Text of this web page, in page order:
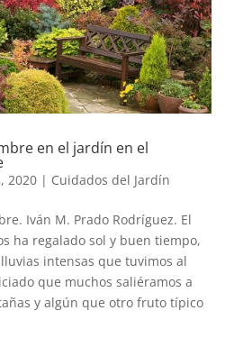
en el jardín en el
2020| Cuidados del Jardín
Iván M. Prado Rodríguez. El
ha regalado sol y buen tiempo,
intensas que tuvimos al
que muchos saliéramos a
y algún que otro fruto típico